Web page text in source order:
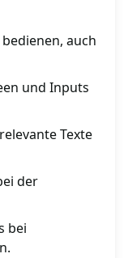
auch
und Inputs
Texte
der
bei